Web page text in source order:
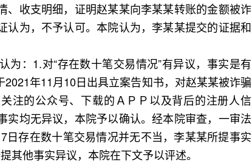
收支明细，证明赵某某向李某某转账的金额被诈
为，不予认可。本院认为，李某某提交的证据和
：1.对“存在数十笔交易情况”有异议，事实是有
年11月10日出具立案告知书，对赵某某被诈骗
注的公众号、下载的ＡＰＰ以及背后的注册人信
实均无异议，本院予以确认。经本院审查，一审法
存在数十笔交易情况并无不当，李某某所提事实
其他事实异议，本院在下文予以评述。